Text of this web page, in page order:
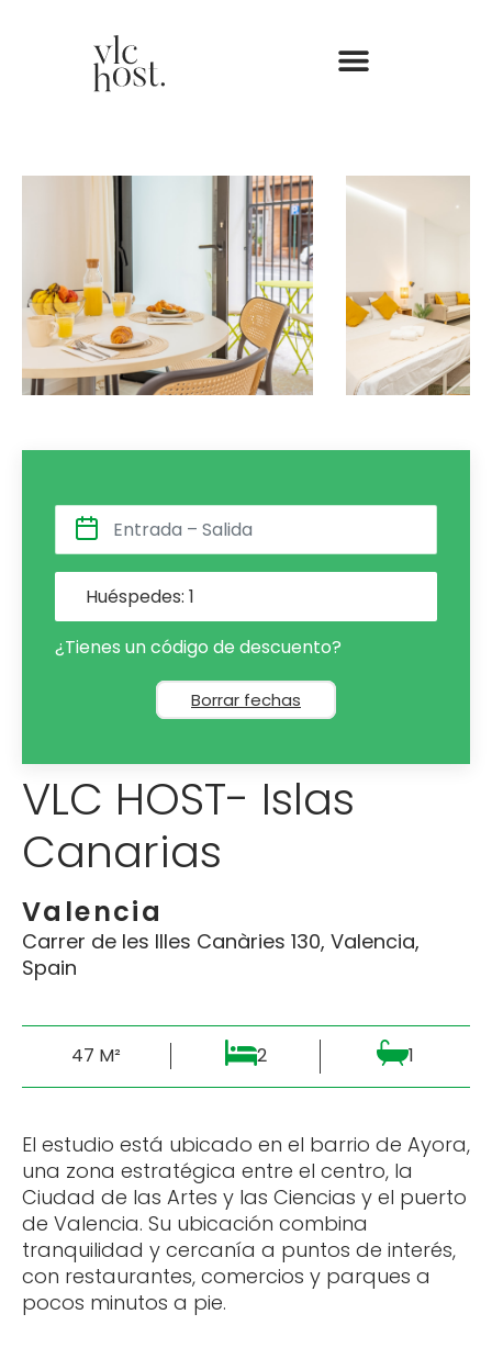
VLC HOST- Islas
Canarias
Valencia
Carrer de les Illes Canàries 130, Valencia,
Spain
47 M² 2 1
El estudio está ubicado en el barrio de Ayora,
una zona estratégica entre el centro, la
Ciudad de las Artes y las Ciencias y el puerto
de Valencia. Su ubicación combina
tranquilidad y cercanía a puntos de interés,
con restaurantes, comercios y parques a
pocos minutos a pie.
Huéspedes: 1
¿Tienes un código de descuento?
Borrar fechas